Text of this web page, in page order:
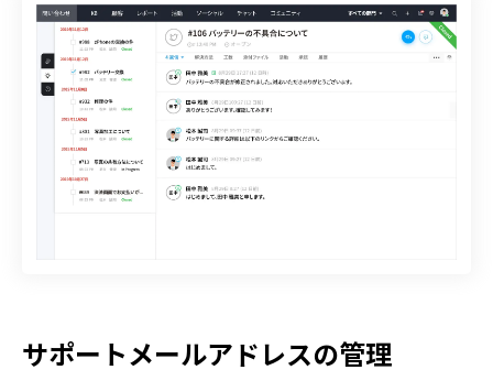
サポートメールアドレスの管理